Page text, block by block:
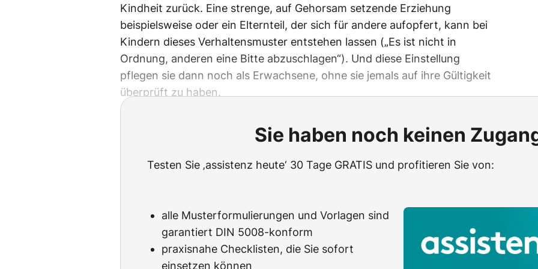
Kindheit zurück. Eine strenge, auf Gehorsam setzende Erziehung
beispielsweise oder ein Elternteil, der sich für andere aufopfert, kann bei
Kindern dieses Verhaltensmuster entstehen lassen („Es ist nicht in
Ordnung, anderen eine Bitte abzuschlagen“). Und diese Einstellung
pflegen sie dann noch als Erwachsene, ohne sie jemals auf ihre Gültigkeit
überprüft zu haben.
Sie haben noch keinen
Testen Sie ‚assistenz heute‘ 30 Tage GRATIS und profitieren Sie von:
alle Musterformulierungen und Vorlagen sind
garantiert DIN 5008-konform
praxisnahe Checklisten, die Sie sofort
einsetzen können